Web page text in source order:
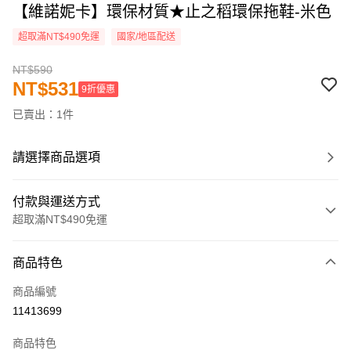
【維諾妮卡】環保材質★止之稻環保拖鞋-米色
超取滿NT$490免運 國家/地區配送
NT$590
NT$531 9折優惠
已賣出：1件
請選擇商品選項
付款與運送方式
超取滿NT$490免運
信用卡一次付款
超商取貨付款
商品特色
商品編號
11413699
商品特色